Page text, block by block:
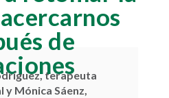
de
terapeuta
y Mónica Sáenz,